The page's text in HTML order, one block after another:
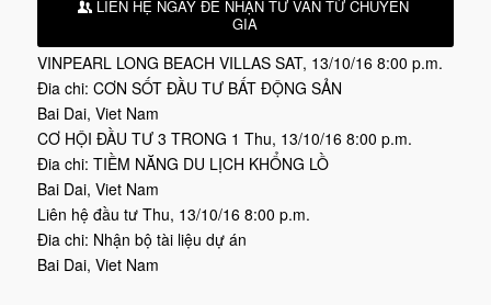
LIÊN HỆ NGAY ĐỂ NHẬN TƯ VẤN TỪ CHUYÊN
GIA
VINPEARL LONG BEACH VILLAS SAT, 13/10/16 8:00 p.m.
Ðia chi: CƠN SỐT ĐẦU TƯ BẤT ĐỘNG SẢN
Bai Dai, Viet Nam
CƠ HỘI ĐẦU TƯ 3 TRONG 1 Thu, 13/10/16 8:00 p.m.
Ðia chi: TIỀM NĂNG DU LỊCH KHỔNG LỒ
Bai Dai, Viet Nam
Liên hệ đầu tư Thu, 13/10/16 8:00 p.m.
Ðia chi: Nhận bộ tài liệu dự án
Bai Dai, Viet Nam